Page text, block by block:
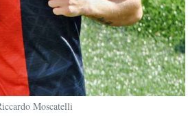
Moscatelli